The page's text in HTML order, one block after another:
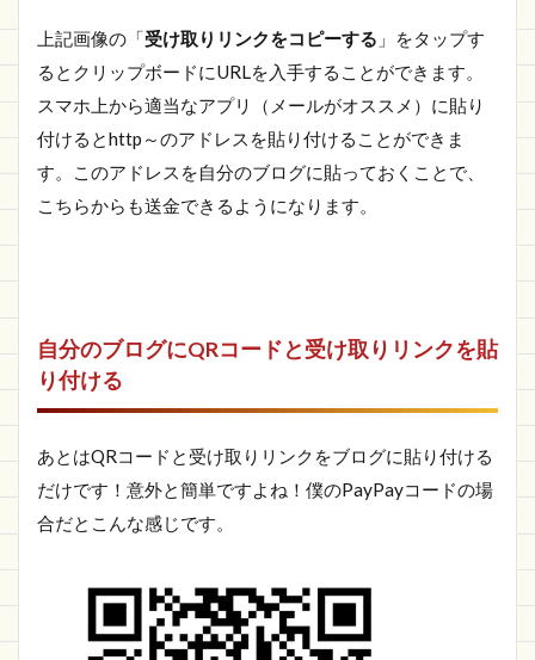
上記画像の「受け取りリンクをコピーする 」をタップす
るとクリップボードにURLを入手することができます。
スマホ上から適当なアプリ（メールがオススメ）に貼り
付けるとhttp～のアドレスを貼り付けることができま
す。このアドレスを自分のブログに貼っておくことで、
こちらからも送金できるようになります。
自分のブログにQRコードと受け取りリンクを貼
り付ける
あとはQRコードと受け取りリンクをブログに貼り付ける
だけです！意外と簡単ですよね！僕のPayPayコードの場
合だとこんな感じです。